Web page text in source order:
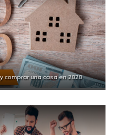
comprar una casa en 2020